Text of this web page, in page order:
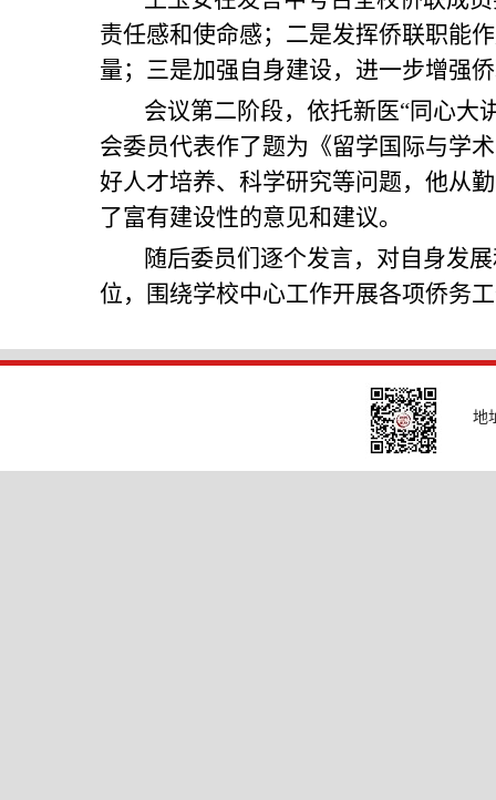
责任感和使命感；二是发挥侨联职能
量；三是加强自身建设，进一步增强
会议第二阶段，依托新医“同心大
会委员代表作了题为《留学国际与学
好人才培养、科学研究等问题，他从
了富有建设性的意见和建议。
随后委员们逐个发言，对自身发
位，围绕学校中心工作开展各项侨务
地